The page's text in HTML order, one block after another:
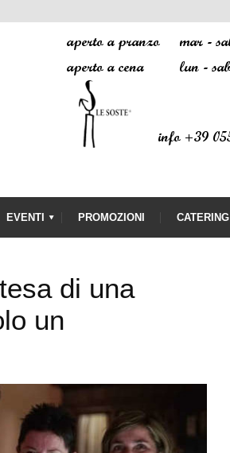
EVENTI PROMOZIONI CATERING
di una
un